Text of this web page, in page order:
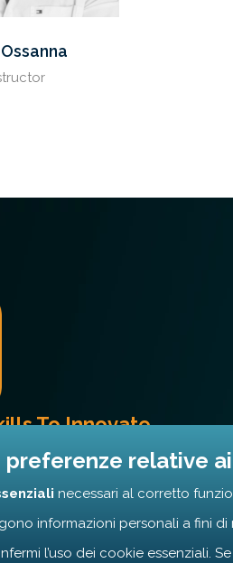
To Innovate
nel loro percorso di
dalle persone.
preferenze relative
necessari al corretto
informazioni personali a fini di
l’uso dei cookie essenziali.